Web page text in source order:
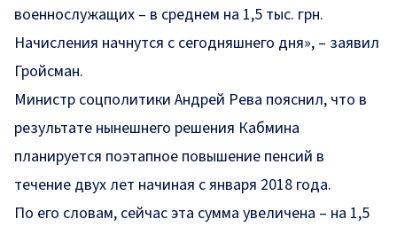
военнослужащих – в среднем на 1,5 тыс. грн.
Начисления начнутся с сегодняшнего дня», – заявил
Гройсман.
Министр соцполитики Андрей Рева пояснил, что в
результате нынешнего решения Кабмина
планируется поэтапное повышение пенсий в
течение двух лет начиная с января 2018 года.
По его словам, сейчас эта сумма увеличена – на 1,5